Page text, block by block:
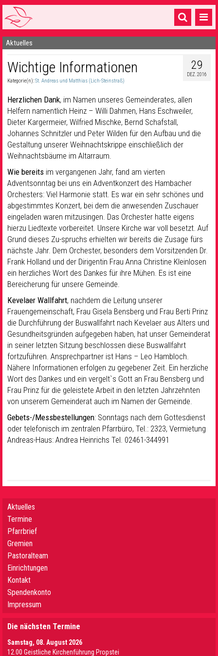
Startseite
1 Pfarrei
16 Gemeinden & mehr
Gottesdienste & Sinnsuche
Sakramente & Feste
Gemeinschaft & Soziales
Seelsorge & Kontakt
Aktuelles
29
DEZ. 2016
Wichtige Informationen
Kategorie(n):St. Andreas und Matthias (Lich-Steinstraß)
Herzlichen Dank, im Namen unseres Gemeinderates, allen
Helfern namentlich Heinz – Willi Dahmen, Hans Eschweiler,
Dieter Kargermeier, Wilfried Mischke, Bernd Schafstall,
Johannes Schnitzler und Peter Wilden für den Aufbau und die
Gestaltung unserer Weihnachtskrippe einschließlich der
Weihnachtsbäume im Altarraum.
Wie bereits im vergangenen Jahr, fand am vierten
Adventsonntag bei uns ein Adventkonzert des Hambacher
Orchesters: Viel Harmonie statt. Es war ein sehr schönes und
abgestimmtes Konzert, bei dem die anwesenden Zuschauer
eingeladen waren mitzusingen. Das Orchester hatte eigens
hierzu Liedtexte vorbereitet. Unsere Kirche war voll besetzt. Auf
Grund dieses Zu-spruchs erhielten wir bereits die Zusage fürs
nächste Jahr. Dem Orchester, besonders dem Vorsitzenden Dr.
Frank Holland und der Dirigentin Frau Anna Christine Kleinlosen
ein herzliches Wort des Dankes für ihre Mühen. Es ist eine
Bereicherung für unsere Gemeinde.
Kevelaer Wallfahrt, nachdem die Leitung unserer
Frauengemeinschaft, Frau Gisela Bensberg und Frau Berti Prinz
die Durchführung der Buswallfahrt nach Kevelaer aus Alters und
Gesundheitsgründen aufgegeben haben, hat unser Gemeinderat
in seiner letzten Sitzung beschlossen diese Buswallfahrt
fortzuführen. Ansprechpartner ist Hans – Leo Hambloch.
Nähere Informationen erfolgen zu gegebener Zeit. Ein herzliche
Wort des Dankes und ein vergelt`s Gott an Frau Bensberg und
Frau Prinz für die geleistete Arbeit in den letzten Jahrzehnten
von unserem Gemeinderat auch im Namen der Gemeinde.
Gebets-/Messbestellungen: Sonntags nach dem Gottesdienst
oder telefonisch im zentralen Pfarrbüro, Tel.: 2323, Vermietung
Andreas-Haus: Andrea Heinrichs Tel. 02461-344991
Aktuelles
Termine
Pfarrbrief
Gremien
Pastoralteam
Einrichtungen
Kontakt
Spendenkonto
Impressum
Die nächsten Termine
Samstag, 08. August 2026
12.00 Geistliche Kirchenführung Propstei